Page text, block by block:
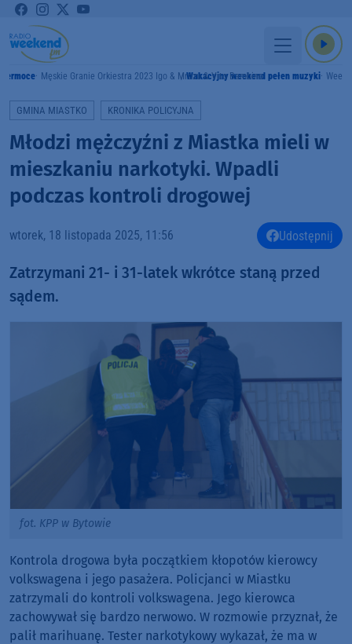
Męskie Granie Orkiestra 2023 Igo & Mrozu & Vito Bambino
Wakacyjny weekend pełen muzyki
GMINA MIASTKO KRONIKA POLICYJNA
Młodzi mężczyźni z Miastka mieli w
mieszkaniu narkotyki. Wpadli
podczas kontroli drogowej
wtorek, 18 listopada 2025, 11:56 Udostępnij
Zatrzymani 21- i 31-latek wkrótce staną przed
sądem.
fot. KPP w Bytowie
Kontrola drogowa była początkiem kłopotów kierowcy
volkswagena i jego pasażera. Policjanci w Miastku
zatrzymali do kontroli volkswagena. Jego kierowca
zachowywał się bardzo nerwowo. W rozmowie przyznał, że
palił marihuanę. Tester narkotykowy wykazał, że ma w